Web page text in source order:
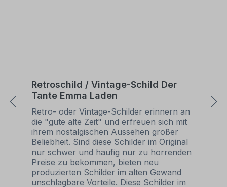
Retroschild / Vintage-Schild Der
Tante Emma Laden
Retro- oder Vintage-Schilder erinnern an
die "gute alte Zeit" und erfreuen sich mit
ihrem nostalgischen Aussehen großer
Beliebheit. Sind diese Schilder im Original
nur schwer und häufig nur zu horrenden
Preise zu bekommen, bieten neu
produzierten Schilder im alten Gewand
unschlagbare Vorteile. Diese Schilder im